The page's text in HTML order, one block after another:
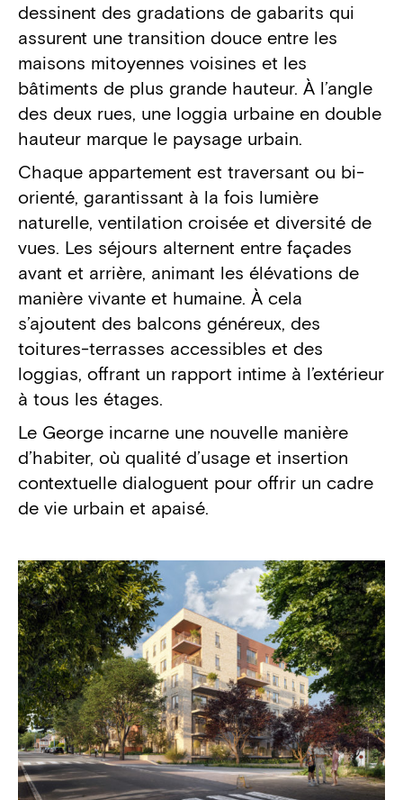
dessinent des gradations de gabarits qui
assurent une transition douce entre les
maisons mitoyennes voisines et les
bâtiments de plus grande hauteur. À l’angle
des deux rues, une loggia urbaine en double
hauteur marque le paysage urbain.
Chaque appartement est traversant ou bi-
orienté, garantissant à la fois lumière
naturelle, ventilation croisée et diversité de
vues. Les séjours alternent entre façades
avant et arrière, animant les élévations de
manière vivante et humaine. À cela
s’ajoutent des balcons généreux, des
toitures-terrasses accessibles et des
loggias, offrant un rapport intime à l’extérieur
à tous les étages.
Le George incarne une nouvelle manière
d’habiter, où qualité d’usage et insertion
contextuelle dialoguent pour offrir un cadre
de vie urbain et apaisé.